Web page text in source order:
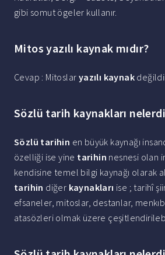
gibi somut ögeler kullanır.
Mitos yazılı kaynak mıdır?
Cevap : Mitoslar yazılı kaynak
Sözlü tarih kaynakları
Sözlü tarihin en büyük kaynağı
özelliği ise yine tarihin nesnesi olan
kendisine temel bilgi kaynağı olarak
tarihin diğer kaynakları ise ; tarihî
efsaneler, mitoslar, destanlar,
atasözleri olmak üzere